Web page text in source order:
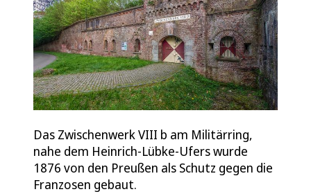
Das Zwischenwerk VIII b am Militärring,
nahe dem Heinrich-Lübke-Ufers wurde
1876 von den Preußen als Schutz gegen die
Franzosen gebaut.